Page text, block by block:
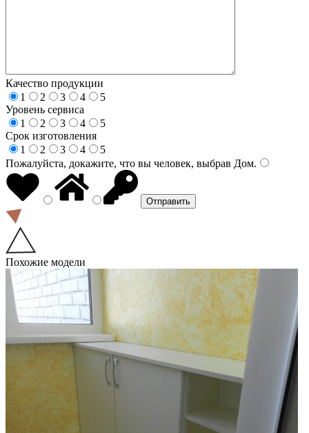
Качество продукции
1
2 3 4
5
Уровень сервиса
1
2 3 4
5
Срок изготовления
1
2 3 4
5
Пожалуйста, докажите, что вы человек, выбрав Дом.
Похожие модели